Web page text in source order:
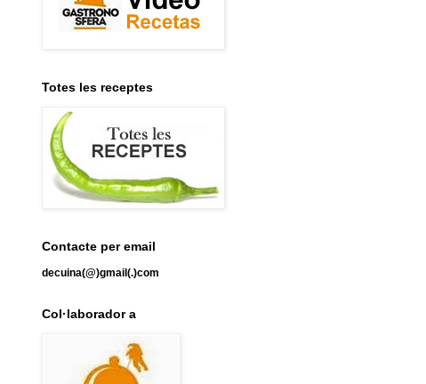
Totes les receptes
Contacte per email
decuina(@)gmail(.)com
Col·laborador a